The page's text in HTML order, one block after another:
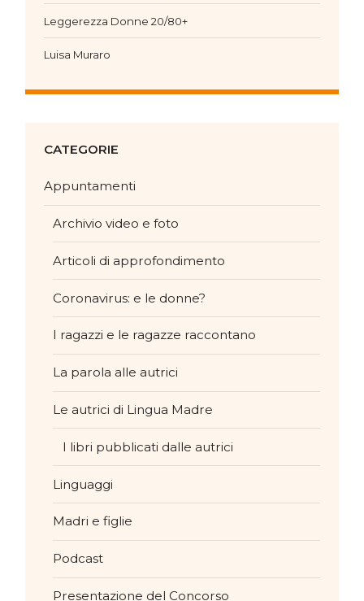
Leggerezza Donne 20/80+
Luisa Muraro
CATEGORIE
Appuntamenti
Archivio video e foto
Articoli di approfondimento
Coronavirus: e le donne?
I ragazzi e le ragazze raccontano
La parola alle autrici
Le autrici di Lingua Madre
I libri pubblicati dalle autrici
Linguaggi
Madri e figlie
Podcast
Presentazione del Concorso